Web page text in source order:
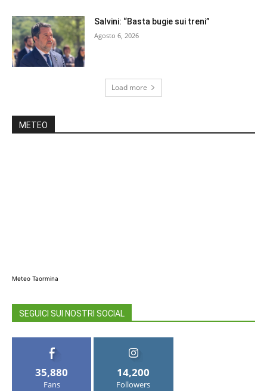
Salvini: “Basta bugie sui treni”
Agosto 6, 2026
Load more
METEO
Meteo Taormina
SEGUICI SUI NOSTRI SOCIAL
35,880
Fans
14,200
Followers